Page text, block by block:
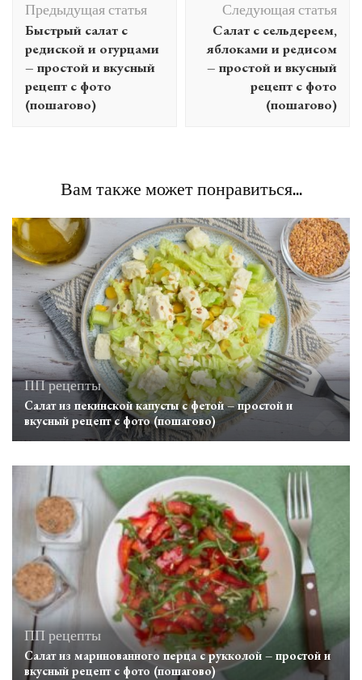
по
записям
Предыдущая статья
Быстрый салат с
редиской и огурцами
– простой и вкусный
рецепт с фото
(пошагово)
Следующая статья
Салат с сельдереем,
яблоками и редисом
– простой и вкусный
рецепт с фото
(пошагово)
Вам также может понравиться...
ПП рецепты
Салат из пекинской капусты с фетой – простой и
вкусный рецепт с фото (пошагово)
ПП рецепты
Салат из маринованного перца с рукколой – простой и
вкусный рецепт с фото (пошагово)